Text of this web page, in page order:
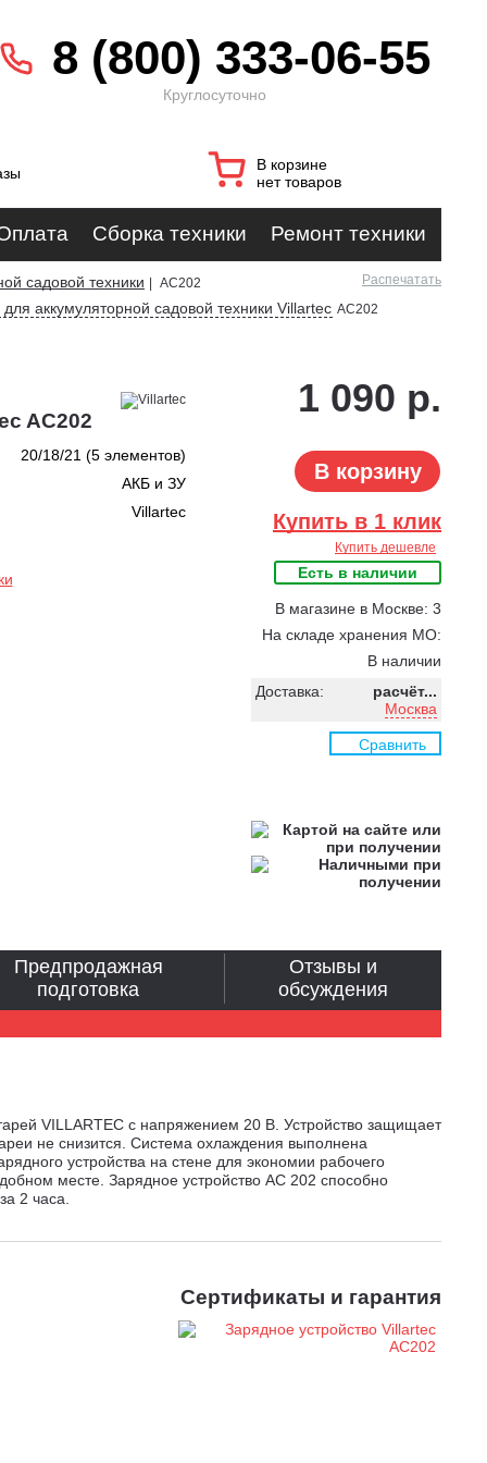
8 (800) 333-06-55
Круглосуточно
В корзине
нет товаров
Сборка техники Ремонт техники
садовой техники AC202 Распечатать
аккумуляторной садовой техники Villartec AC202
AC202
20/18/21 (5 элементов)
АКБ и ЗУ
Villartec
1 090 р.
В корзину
Купить в 1 клик
Купить дешевле
Есть в наличии
В магазине в Москве: 3
На складе хранения МО:
В наличии
Доставка:
расчёт...
Москва
Сравнить
VILLARTEC с напряжением 20 В. Устройство защищает
не снизится. Система охлаждения выполнена
устройства на стене для экономии рабочего
месте. Зарядное устройство AC 202 способно
2 часа.
Сертификаты и гарантия
Предпродажная
подготовка
Отзывы и
обсуждения